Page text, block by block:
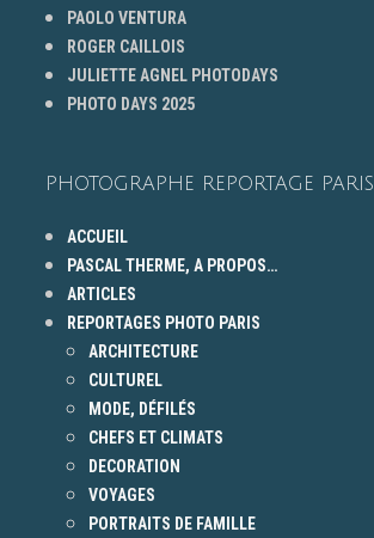
PAOLO VENTURA
ROGER CAILLOIS
JULIETTE AGNEL PHOTODAYS
PHOTO DAYS 2025
PHOTOGRAPHE REPORTAGE PARIS
ACCUEIL
PASCAL THERME, A PROPOS…
ARTICLES
REPORTAGES PHOTO PARIS
ARCHITECTURE
CULTUREL
MODE, DÉFILÉS
CHEFS ET CLIMATS
DECORATION
VOYAGES
PORTRAITS DE FAMILLE